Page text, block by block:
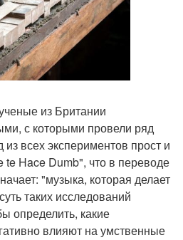
из Британии
с которыми провели ряд
всех экспериментов прост и
te Hace Dumb", что в переводе
"музыка, которая делает
таких исследований
определить, какие
влияют на умственные